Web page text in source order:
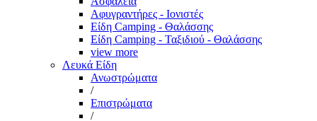
Αφυγραντήρες - Ιονιστές
Είδη Camping - Θαλάσσης
Είδη Camping - Ταξιδιού - Θαλάσσης
view more
Λευκά Είδη
Ανωστρώματα
/
Επιστρώματα
/